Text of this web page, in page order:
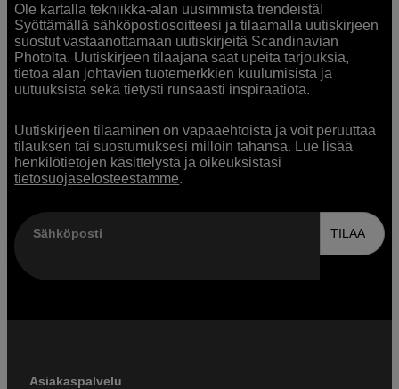
Ole kartalla tekniikka-alan uusimmista trendeistä!
Syöttämällä sähköpostiosoitteesi ja tilaamalla uutiskirjeen
suostut vastaanottamaan uutiskirjeitä Scandinavian
Photolta. Uutiskirjeen tilaajana saat upeita tarjouksia,
tietoa alan johtavien tuotemerkkien kuulumisista ja
uutuuksista sekä tietysti runsaasti inspiraatiota.
Uutiskirjeen tilaaminen on vapaaehtoista ja voit peruuttaa
tilauksen tai suostumuksesi milloin tahansa. Lue lisää
henkilötietojen käsittelystä ja oikeuksistasi
tietosuojaselosteestamme.
Sähköposti TILAA
Asiakaspalvelu